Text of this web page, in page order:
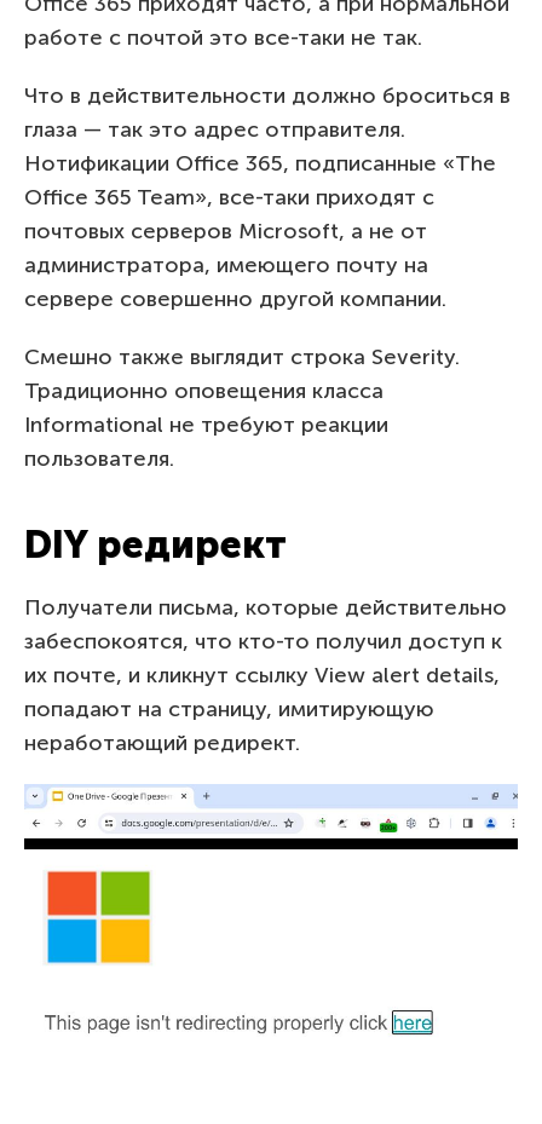
работе с почтой это все-таки не так.
Что в действительности должно броситься в
глаза — так это адрес отправителя.
Нотификации Office 365, подписанные «The
Office 365 Team», все-таки приходят с
почтовых серверов Microsoft, а не от
администратора, имеющего почту на
сервере совершенно другой компании.
Смешно также выглядит строка Severity.
Традиционно оповещения класса
Informational не требуют реакции
пользователя.
DIY редирект
Получатели письма, которые действительно
забеспокоятся, что кто-то получил доступ к
их почте, и кликнут ссылку View alert details,
попадают на страницу, имитирующую
неработающий редирект.